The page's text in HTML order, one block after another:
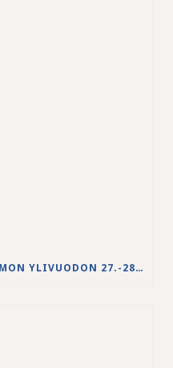
NENÄINNIEMEN PUHDISTAMON YLIVUODON 27.-28.5.2026 VESISTÖVAIKUTUKSET